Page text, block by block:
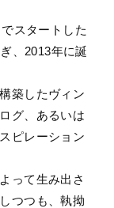
スタートした
、2013年に誕
築したヴィン
グ、あるいは
ピレーション
って生み出さ
つつも、執拗